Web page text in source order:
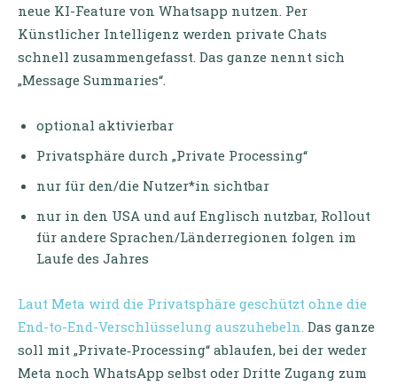
neue KI-Feature von Whatsapp nutzen. Per
Künstlicher Intelligenz werden private Chats
schnell zusammengefasst. Das ganze nennt sich
„Message Summaries“.
optional aktivierbar
Privatsphäre durch „Private Processing“
nur für den/die Nutzer*in sichtbar
nur in den USA und auf Englisch nutzbar, Rollout
für andere Sprachen/Länderregionen folgen im
Laufe des Jahres
Laut Meta wird die Privatsphäre geschützt ohne die
End-to-End-Verschlüsselung auszuhebeln. Das ganze
soll mit „Private‑Processing“ ablaufen, bei der weder
Meta noch WhatsApp selbst oder Dritte Zugang zum